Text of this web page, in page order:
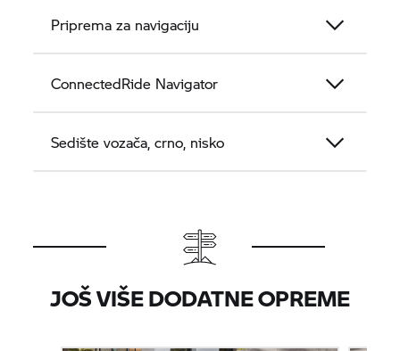
Priprema za navigaciju
ConnectedRide Navigator
Sedište vozača, crno, nisko
JOŠ VIŠE DODATNE OPREME